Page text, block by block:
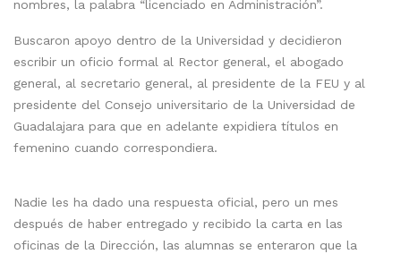
nombres, la palabra “licenciado en Administración”.
Buscaron apoyo dentro de la Universidad y decidieron
escribir un oficio formal al Rector general, el abogado
general, al secretario general, al presidente de la FEU y al
presidente del Consejo universitario de la Universidad de
Guadalajara para que en adelante expidiera títulos en
femenino cuando correspondiera.
Nadie les ha dado una respuesta oficial, pero un mes
después de haber entregado y recibido la carta en las
oficinas de la Dirección, las alumnas se enteraron que la